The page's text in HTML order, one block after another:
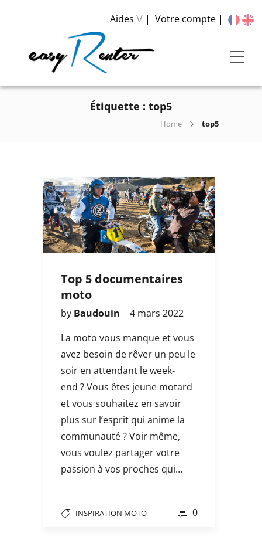
Aides V Votre compte
Étiquette : top5
Home top5
Top 5 documentaires
moto
by Baudouin
4 mars 2022
La moto vous manque et vous
avez besoin de rêver un peu le
soir en attendant le week-
end ? Vous êtes jeune motard
et vous souhaitez en savoir
plus sur l’esprit qui anime la
communauté ? Voir même,
vous voulez partager votre
passion à vos proches qui…
INSPIRATION MOTO 0